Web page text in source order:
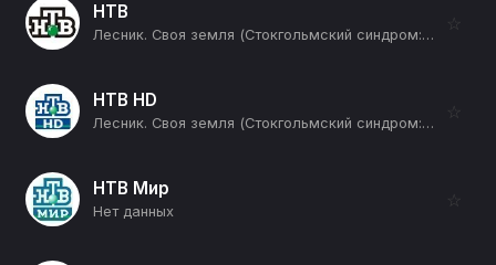
НТВ
Лесник. Своя земля (Стокгольмский синдром: Часть 2-я) (16+)
☆
НТВ HD
Лесник. Своя земля (Стокгольмский синдром: Часть 2-я) (16+)
☆
НТВ Мир
Нет данных
☆